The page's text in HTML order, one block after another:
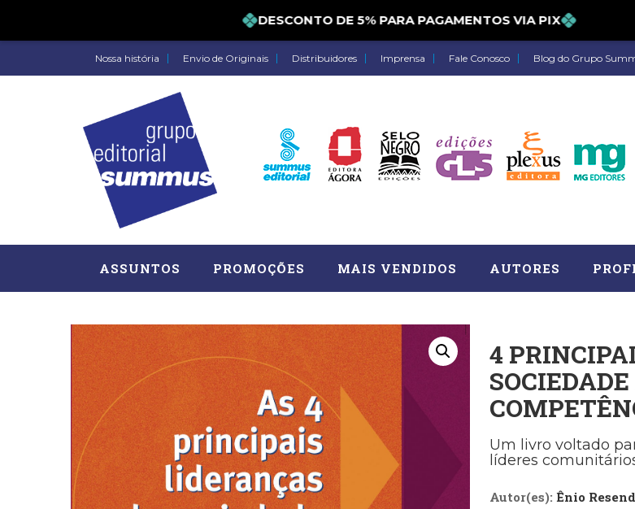
DESCONTO DE 5% PARA PAGAMENTOS VIA PIX
Nossa história Envio de Originais Distribuidores Imprensa Fale Conosco Blog do Grupo
ASSUNTOS
Administração, RH (77) Astrologia (27)
Autoajuda (95)
Biografias, Depoimentos, Vivências
Cinema (23)
Comportamento (418)
Corpo e Movimento (226)
Crescimento Interior (222)
Culinária, Alimentação (14)
Educação Especial (39)
Fisioterapia (47)
Gestalt-terapia (93)
Jornalismo (57)
Literatura Erótica (11)
PNL (Programação Neurolingüística) (41)
Psicodrama (200)
PROMOÇÕES MAIS VENDIDOS AUTORES
4
Um livro voltado
líderes
Autor(es): Ênio